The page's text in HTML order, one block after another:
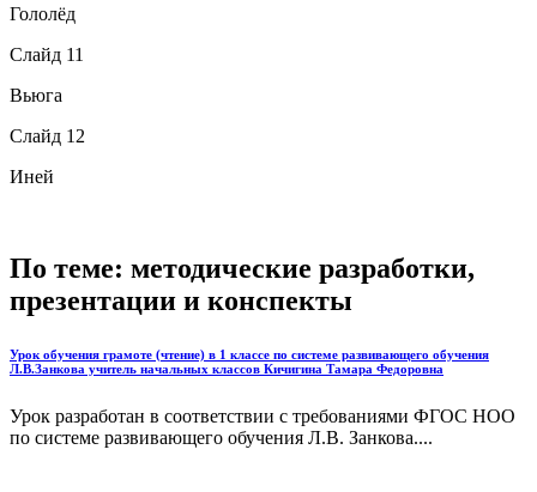
Гололёд
Слайд 11
Вьюга
Слайд 12
Иней
По теме: методические разработки,
презентации и конспекты
Урок обучения грамоте (чтение) в 1 классе по системе развивающего обучения
Л.В.Занкова учитель начальных классов Кичигина Тамара Федоровна
Урок разработан в соответствии с требованиями ФГОС НОО
по системе развивающего обучения Л.В. Занкова....